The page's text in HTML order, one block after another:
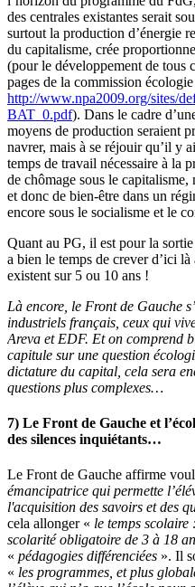
des centrales existantes serait
surtout la production d’énergie
du capitalisme, crée
(pour le développement de tous
pages de la commission
http://www.npa2009.org/sites/
BAT_0.pdf). Dans le cadre
moyens de production seraient
navrer, mais à se réjouir qu’il y
temps de travail nécessaire à la
de chômage sous le
et donc de bien-être dans un
encore sous le socialisme et le
Quant au PG, il est pour la
a bien le temps de crever d’ici
existent sur 5 ou 10 ans !
Là encore, le Front de Gauche
industriels français, ceux qui
Areva et EDF. Et on comprend
capitule sur une question
dictature du capital, cela sera
questions plus complexes…
7) Le Front de Gauche et
des silences inquiétants…
Le Front de Gauche affirme
émancipatrice qui permette
l'acquisition des savoirs et des
cela allonger « le temps scolaire
scolarité obligatoire de 3 à 18
« pédagogies différenciées ». Il
« les programmes, et plus